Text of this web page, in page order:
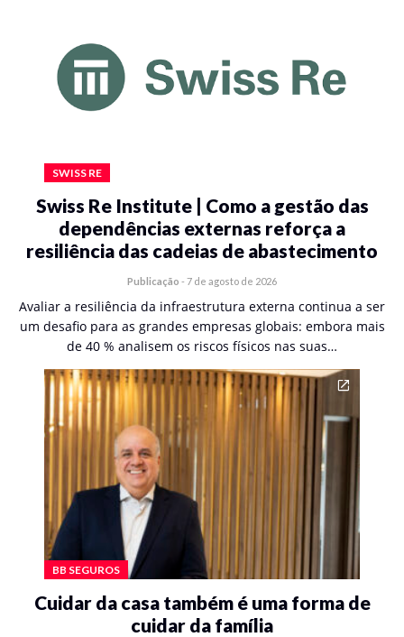
SWISS RE
Swiss Re Institute | Como a gestão das
dependências externas reforça a
resiliência das cadeias de abastecimento
Publicação - 7 de agosto de 2026
Avaliar a resiliência da infraestrutura externa continua a ser
um desafio para as grandes empresas globais: embora mais
de 40 % analisem os riscos físicos nas suas…
BB SEGUROS
Cuidar da casa também é uma forma de
cuidar da família